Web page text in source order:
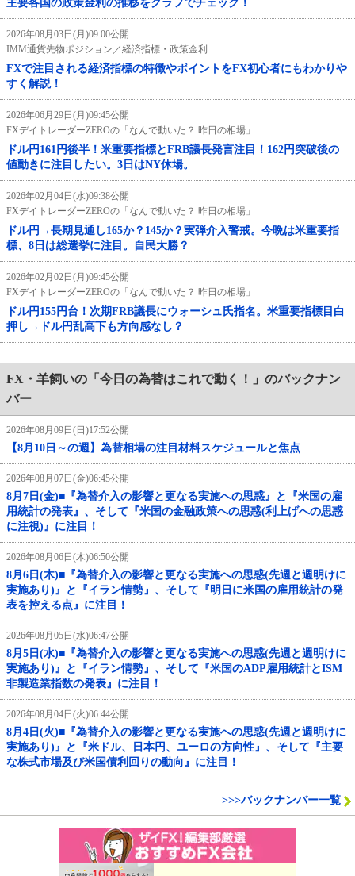
主要各国の政策金利の推移をグラフでチェック！
2026年08月03日(月)09:00公開
IMM通貨先物ポジション／経済指標・政策金利
FXで注目される経済指標の特徴やポイントをFX初心者にもわかりや
すく解説！
2026年06月29日(月)09:45公開
FXデイトレーダーZEROの「なんで動いた？ 昨日の相場」
ドル円161円後半！米重要指標とFRB議長発言注目！162円突破後の
値動きに注目したい。3日はNY休場。
2026年02月04日(水)09:38公開
FXデイトレーダーZEROの「なんで動いた？ 昨日の相場」
ドル円→長期見通し165か？145か？実弾介入警戒。今晩は米重要指
標、8日は総選挙に注目。自民大勝？
2026年02月02日(月)09:45公開
FXデイトレーダーZEROの「なんで動いた？ 昨日の相場」
ドル円155円台！次期FRB議長にウォーシュ氏指名。米重要指標目白
押し→ドル円乱高下も方向感なし？
FX・羊飼いの「今日の為替はこれで動く！」のバックナン
バー
2026年08月09日(日)17:52公開
【8月10日～の週】為替相場の注目材料スケジュールと焦点
2026年08月07日(金)06:45公開
8月7日(金)■『為替介入の影響と更なる実施への思惑』と『米国の雇
用統計の発表』、そして『米国の金融政策への思惑(利上げへの思惑
に注視)』に注目！
2026年08月06日(木)06:50公開
8月6日(木)■『為替介入の影響と更なる実施への思惑(先週と週明けに
実施あり)』と『イラン情勢』、そして『明日に米国の雇用統計の発
表を控える点』に注目！
2026年08月05日(水)06:47公開
8月5日(水)■『為替介入の影響と更なる実施への思惑(先週と週明けに
実施あり)』と『イラン情勢』、そして『米国のADP雇用統計とISM
非製造業指数の発表』に注目！
2026年08月04日(火)06:44公開
8月4日(火)■『為替介入の影響と更なる実施への思惑(先週と週明けに
実施あり)』と『米ドル、日本円、ユーロの方向性』、そして『主要
な株式市場及び米国債利回りの動向』に注目！
>>>バックナンバー一覧